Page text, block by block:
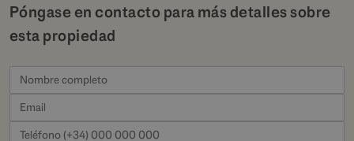
Póngase en contacto para más detalles sobre
esta propiedad